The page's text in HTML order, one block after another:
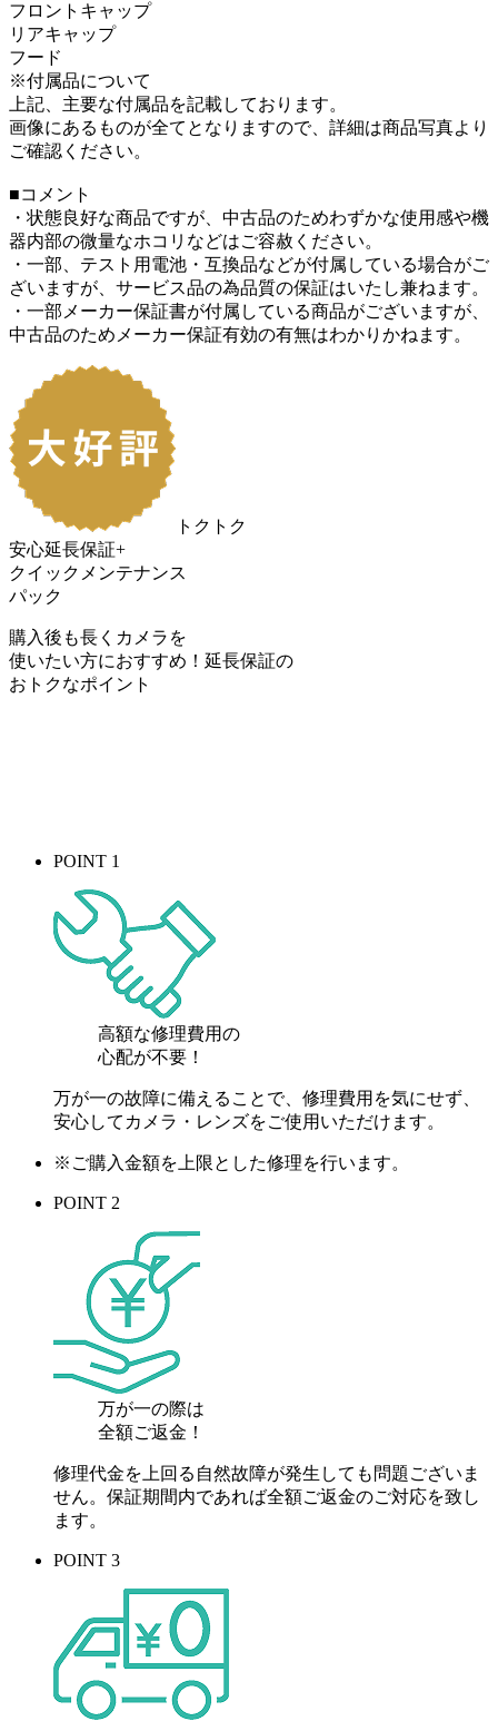
フロントキャップ
リアキャップ
フード
※付属品について
上記、主要な付属品を記載しております。
画像にあるものが全てとなりますので、詳細は商品写真より
ご確認ください。
■コメント
・状態良好な商品ですが、中古品のためわずかな使用感や機
器内部の微量なホコリなどはご容赦ください。
・一部、テスト用電池・互換品などが付属している場合がご
ざいますが、サービス品の為品質の保証はいたし兼ねます。
・一部メーカー保証書が付属している商品がございますが、
中古品のためメーカー保証有効の有無はわかりかねます。
トクトク
安心延長保証+
クイックメンテナンス
パック
購入後も長くカメラを
使いたい方におすすめ！ 延長保証の
おトクなポイント
POINT 1
高額な修理費用の
心配が不要！
万が一の故障に備えることで、修理費用を気にせず、
安心してカメラ・レンズをご使用いただけます。
※ご購入金額を上限とした修理を行います。
POINT 2
万が一の際は
全額ご返金！
修理代金を上回る自然故障が発生しても問題ございま
せん。保証期間内であれば全額ご返金のご対応を致し
ます。
POINT 3